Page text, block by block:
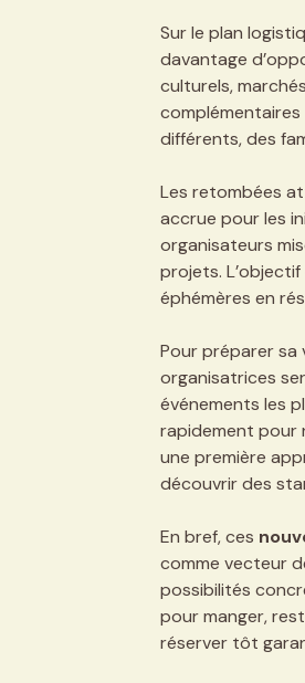
Sur le plan
davantage
culturels,
différents, des
Les retombées
accrue pour les
organisateurs
projets.
éphémères en
Pour préparer sa
organisatrices
événements les
rapidement pour
une première
découvrir des
En bref, ces
comme vecteur
possibilités
pour manger,
réserver tôt